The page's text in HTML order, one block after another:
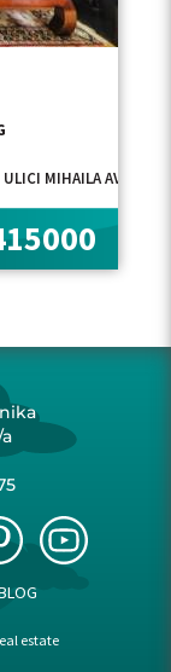
MIHAILA
estate